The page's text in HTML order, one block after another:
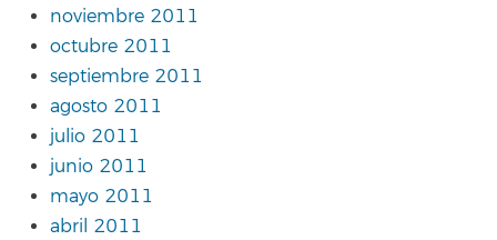
noviembre 2011
octubre 2011
septiembre 2011
agosto 2011
julio 2011
junio 2011
mayo 2011
abril 2011